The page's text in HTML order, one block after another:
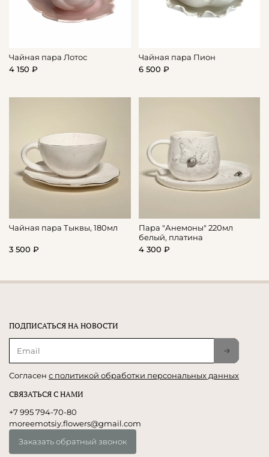
Чайная пара Лотос
4 150 ₽
Чайная пара Пион
6 500 ₽
Чайная пара Тыквы, 180мл
3 500 ₽
Пара "Анемоны" 220мл
белый, платина
4 300 ₽
ПОДПИСАТЬСЯ НА НОВОСТИ
Согласен с политикой обработки персональных данных
СВЯЗАТЬСЯ С НАМИ
+7 995 794-70-80
moreemotsiy.flowers@gmail.com
Заказать обратный звонок